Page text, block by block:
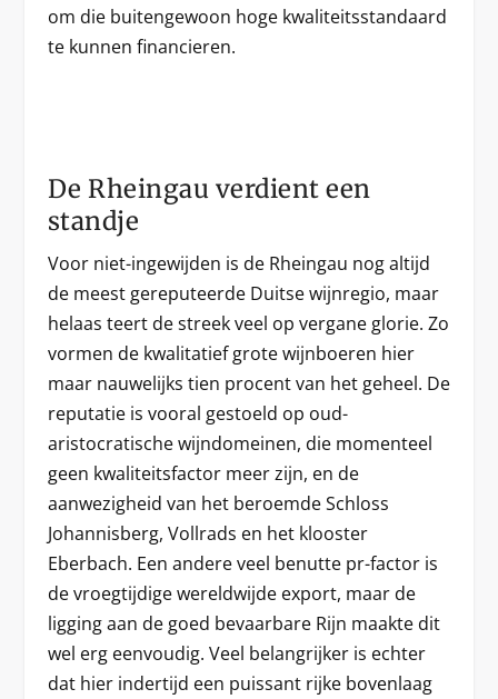
om die buitengewoon hoge kwaliteitsstandaard
te kunnen financieren.
De Rheingau verdient een
standje
Voor niet-ingewijden is de Rheingau nog altijd
de meest gereputeerde Duitse wijnregio, maar
helaas teert de streek veel op vergane glorie. Zo
vormen de kwalitatief grote wijnboeren hier
maar nauwelijks tien procent van het geheel. De
reputatie is vooral gestoeld op oud-
aristocratische wijndomeinen, die momenteel
geen kwaliteitsfactor meer zijn, en de
aanwezigheid van het beroemde Schloss
Johannisberg, Vollrads en het klooster
Eberbach. Een andere veel benutte pr-factor is
de vroegtijdige wereldwijde export, maar de
ligging aan de goed bevaarbare Rijn maakte dit
wel erg eenvoudig. Veel belangrijker is echter
dat hier indertijd een puissant rijke bovenlaag